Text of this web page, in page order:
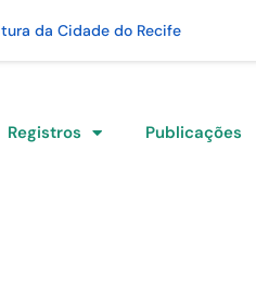
da Cidade do Recife
Registros Publicações